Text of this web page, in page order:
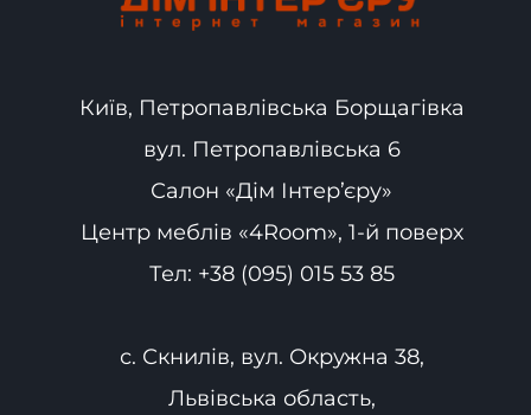
Київ, Петропавлівська Борщагівка
вул. Петропавлівська 6
Салон «Дім Інтер’єру»
Центр меблів «4Room», 1-й поверх
Тел: +38 (095) 015 53 85
с. Скнилів, вул. Окружна 38,
Львівська область,